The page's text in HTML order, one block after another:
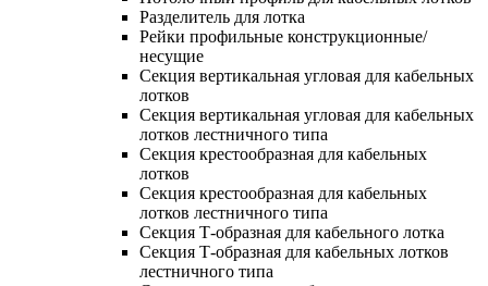
Разделитель для лотка
Рейки профильные конструкционные/
несущие
Секция вертикальная угловая для кабельных
лотков
Секция вертикальная угловая для кабельных
лотков лестничного типа
Секция крестообразная для кабельных
лотков
Секция крестообразная для кабельных
лотков лестничного типа
Секция Т-образная для кабельного лотка
Секция Т-образная для кабельных лотков
лестничного типа